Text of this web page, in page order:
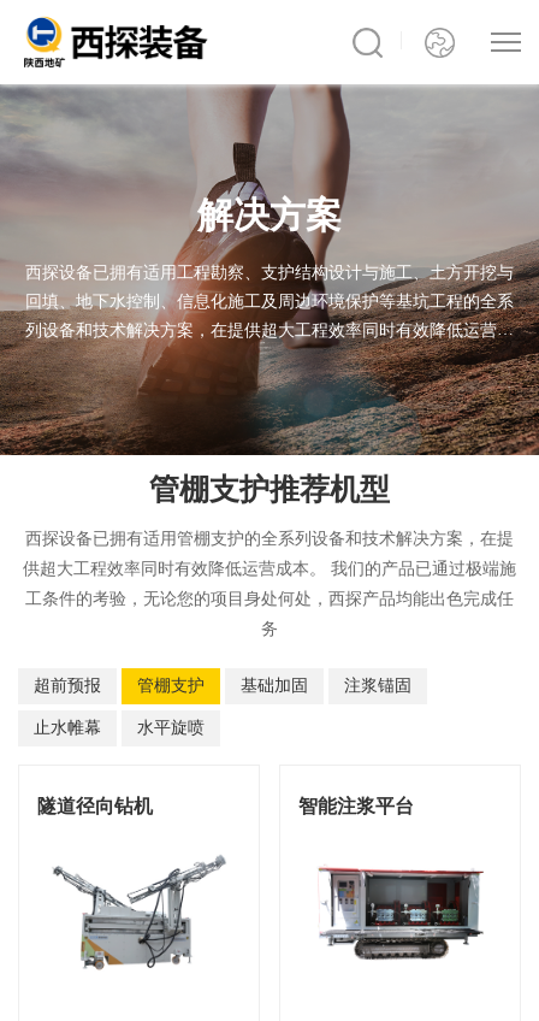
解决方案
西探设备已拥有适用工程勘察、支护结构设计与施工、土方开挖与
回填、地下水控制、信息化施工及周边环境保护等基坑工程的全系
列设备和技术解决方案，在提供超大工程效率同时有效降低运营成
本。我们的产品已通过极端施工条件的考验，无论您的项目身处何
处，西探产品均能出色完成任务
管棚支护推荐机型
西探设备已拥有适用管棚支护的全系列设备和技术解决方案，在提
供超大工程效率同时有效降低运营成本。 我们的产品已通过极端施
工条件的考验，无论您的项目身处何处，西探产品均能出色完成任
务
超前预报 管棚支护 基础加固 注浆锚固
止水帷幕 水平旋喷
隧道径向钻机 智能注浆平台